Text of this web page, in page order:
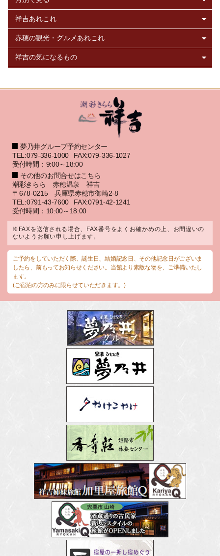
夢乃井グループ予約センター
TEL:079-336-1000
FAX:079-336-1027
受付時間：9:00～18:00
その他のお問合せはこちら
潮彩きらら 赤穂温泉 祥吉
〒678-0215 兵庫県赤穂市御崎2-8
TEL:0791-43-7600
FAX:0791-42-1241
受付時間：10:00～18:00
※FAXを送信される場合、FAX番号をよくお確かめの上、お間違いの
ないようお願い申し上げます。
ご予約をしていただく際、誕生日、結婚記念日、その他記念日がございま
したら、前もってお知らせください。当館より素敵な物を、ご準備いたし
ます。
(ご宿泊の方のみに限らせていただきます。)